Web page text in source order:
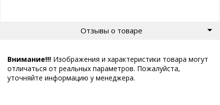
Отзывы о товаре
Внимание!!! Изображения и характеристики товара могут
отличаться от реальных параметров. Пожалуйста,
уточняйте информацию у менеджера.